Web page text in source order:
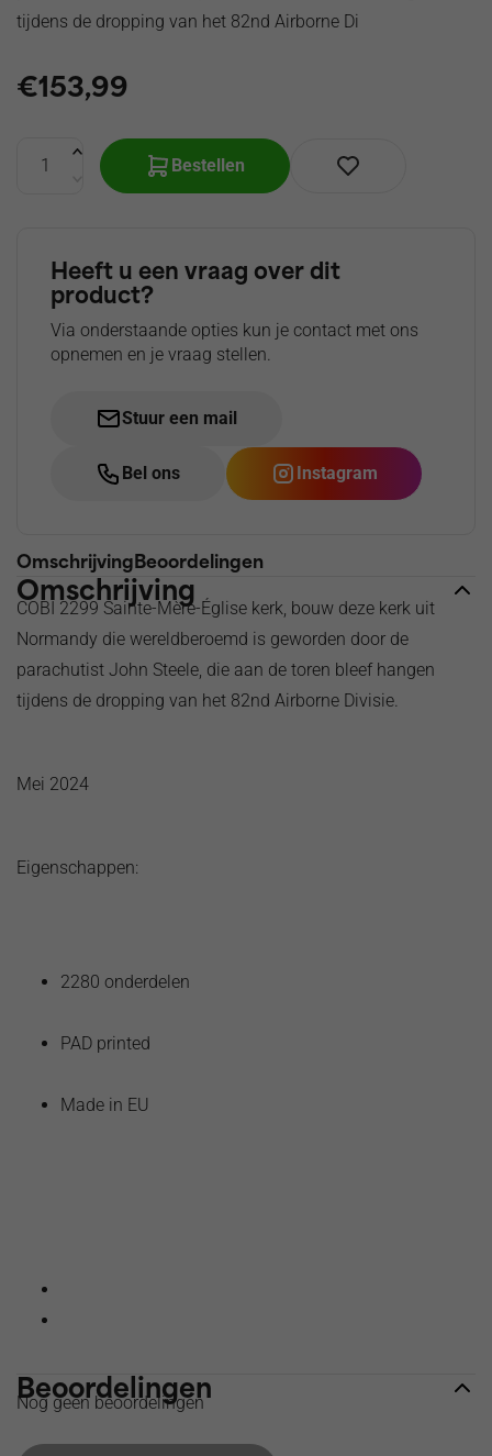
tijdens de dropping van het 82nd Airborne Di
€153,99
Bestellen
Heeft u een vraag over dit
product?
Via onderstaande opties kun je contact met ons
opnemen en je vraag stellen.
Stuur een mail
Bel ons Instagram
Omschrijving Beoordelingen
Omschrijving
COBI 2299 Sainte-Mère-Église kerk, bouw deze kerk uit
Normandy die wereldberoemd is geworden door de
parachutist John Steele, die aan de toren bleef hangen
tijdens de dropping van het 82nd Airborne Divisie.
Mei 2024
Eigenschappen:
2280 onderdelen
PAD printed
Made in EU
Beoordelingen
Nog geen beoordelingen